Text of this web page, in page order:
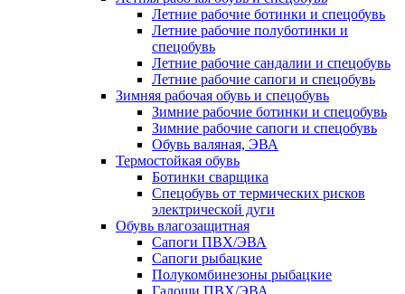
Летние рабочие ботинки и спецобувь
Летние рабочие полуботинки и
спецобувь
Летние рабочие сандалии и спецобувь
Летние рабочие сапоги и спецобувь
Зимняя рабочая обувь и спецобувь
Зимние рабочие ботинки и спецобувь
Зимние рабочие сапоги и спецобувь
Обувь валяная, ЭВА
Термостойкая обувь
Ботинки сварщика
Спецобувь от термических рисков
электрической дуги
Обувь влагозащитная
Сапоги ПВХ/ЭВА
Сапоги рыбацкие
Полукомбинезоны рыбацкие
Галоши ПВХ/ЭВА